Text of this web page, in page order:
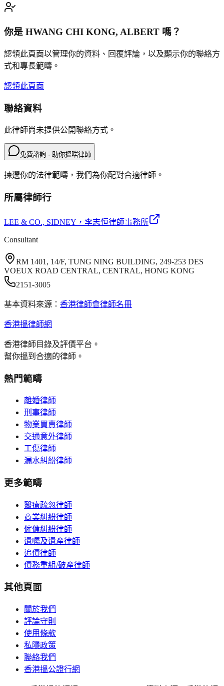
你是 HWANG CHI KONG, ALBERT 嗎？
認領此頁面以管理你的資料、回覆評論，以及顯示你的聯絡方
式和專長範疇。
認領此頁面
聯絡資料
此律師尚未提供公開聯絡方式。
免費諮詢 · 助你搵啱律師
揀選你的法律範疇，我們為你配對合適律師。
所屬律師行
LEE & CO., SIDNEY ，李志恒律師事務所
Consultant
RM 1401, 14/F, TUNG NING BUILDING, 249-253 DES
VOEUX ROAD CENTRAL, CENTRAL, HONG KONG
2151-3005
基本資料來源： 香港律師會律師名冊
香港搵律師網
香港律師目錄及評價平台。
幫你搵到合適的律師。
熱門範疇
離婚律師
刑事律師
物業買賣律師
交通意外律師
工傷律師
漏水糾紛律師
更多範疇
醫療疏忽律師
商業糾紛律師
僱傭糾紛律師
遺囑及遺產律師
追債律師
債務重組/破產律師
其他頁面
關於我們
評論守則
使用條款
私隱政策
聯絡我們
香港搵公證行網